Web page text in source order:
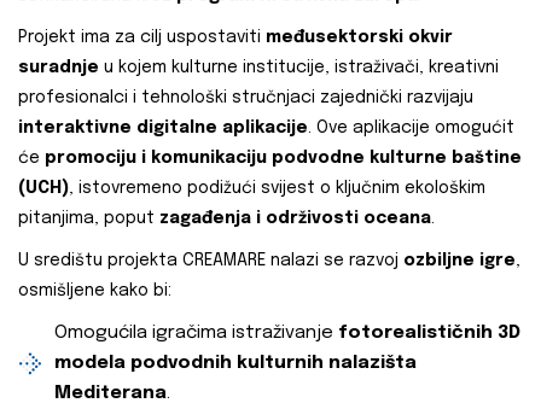
Projekt ima za cilj uspostaviti međusektorski okvir
suradnje u kojem kulturne institucije, istraživači, kreativni
profesionalci i tehnološki stručnjaci zajednički razvijaju
interaktivne digitalne aplikacije. Ove aplikacije omogućit
će promociju i komunikaciju podvodne kulturne baštine
(UCH), istovremeno podižući svijest o ključnim ekološkim
pitanjima, poput zagađenja i održivosti oceana.
U središtu projekta CREAMARE nalazi se razvoj ozbiljne igre,
osmišljene kako bi:
Omogućila igračima istraživanje fotorealističnih 3D
modela podvodnih kulturnih nalazišta
Mediterana.